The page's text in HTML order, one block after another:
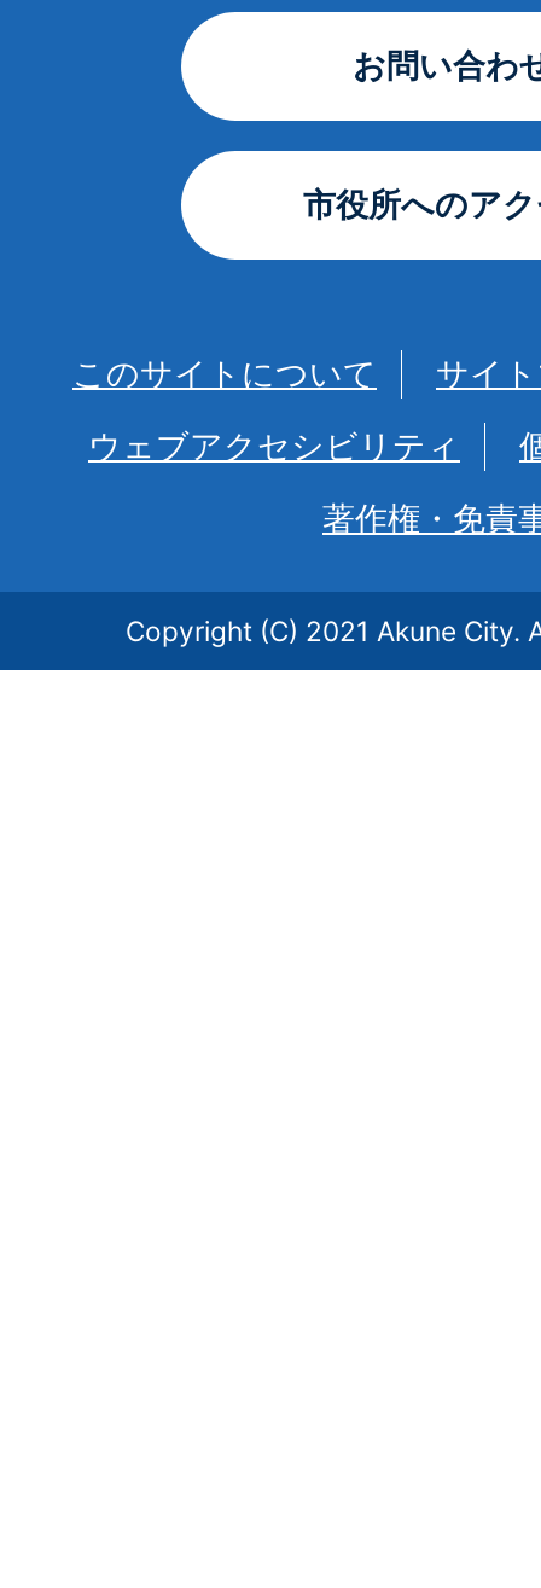
お問い合わ
市役所へのア
このサイトについて
サイ
ウェブアクセシビリティ
著作権・免責
Copyright (C) 2021 Akune City.